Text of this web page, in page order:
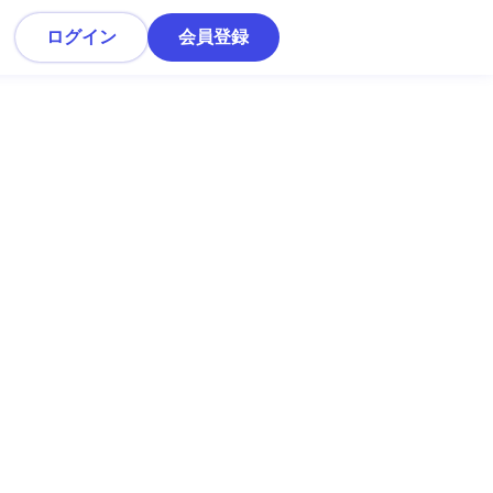
ログイン 会員登録